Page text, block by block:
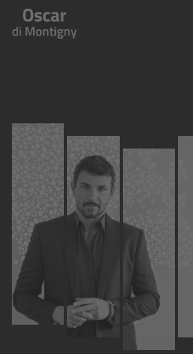
Centodieci
Nuovi Eroi
Be Your Essence
Futurability
Books
EN ES